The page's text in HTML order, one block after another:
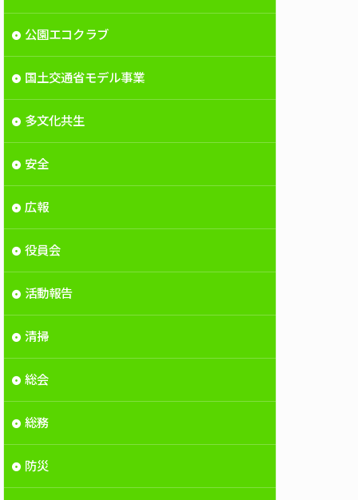
公園エコクラブ
国土交通省モデル事業
多文化共生
安全
広報
役員会
活動報告
清掃
総会
総務
防災